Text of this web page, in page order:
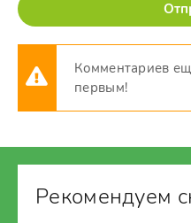
Комментариев
первым!
Рекомендуем